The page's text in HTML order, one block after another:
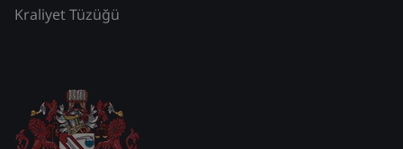
Kraliyet Tüzüğü